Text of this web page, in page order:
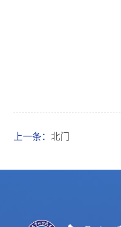
上一条： 北门